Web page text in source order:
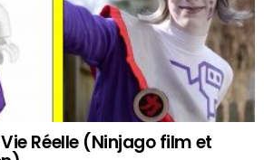
Réelle (Ninjago film et